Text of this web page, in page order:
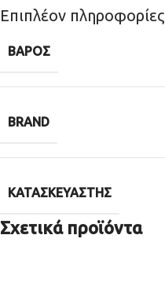
Επιπλέον πληροφορίες
ΒΆΡΟΣ
BRAND
ΚΑΤΑΣΚΕΥΑΣΤΉΣ
Σχετικά προϊόντα